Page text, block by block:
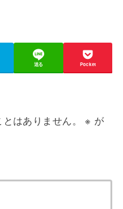
送る Pocket
はありません。 ※ が